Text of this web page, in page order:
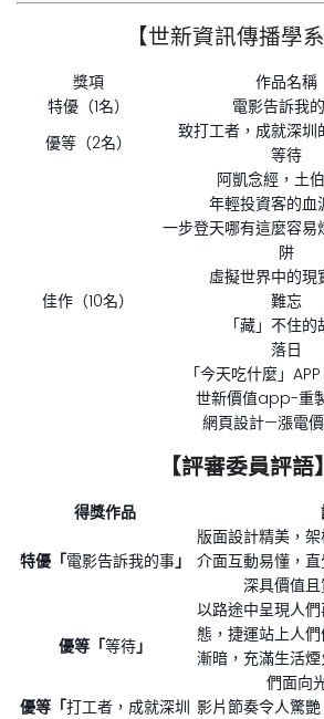
【世新資訊傳播學系
獎項 作品名稱
特優（1名）
電影告訴我
優等（2名）
致打工者，成就深圳
等待
佳作（10名）
阿凱念經，土
年輕投資客的血
一步登天哪有這麼容易
阱
虛擬世界中的現
難忘
「藏」不住的
落日
「今天吃什麼」
世新價值app-重
網頁設計—漲電
【評審委員評語】
得獎作品
特優「電影告訴我的事」
版面設計精美，
介面互動易懂，
深具價值且
優等「等待」
以路途中呈現人
態，捷運站上人
漸暗，充滿生活
們面向
優等「打工者，成就深圳 影片節奏令人驚